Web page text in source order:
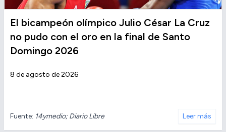
El bicampeón olímpico Julio César La Cruz
no pudo con el oro en la final de Santo
Domingo 2026
8 de agosto de 2026
Fuente: 14ymedio; Diario Libre Leer más